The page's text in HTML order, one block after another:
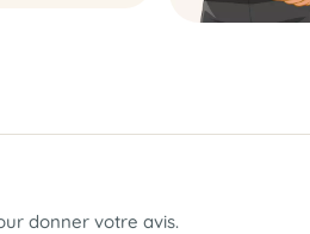
donner votre avis.